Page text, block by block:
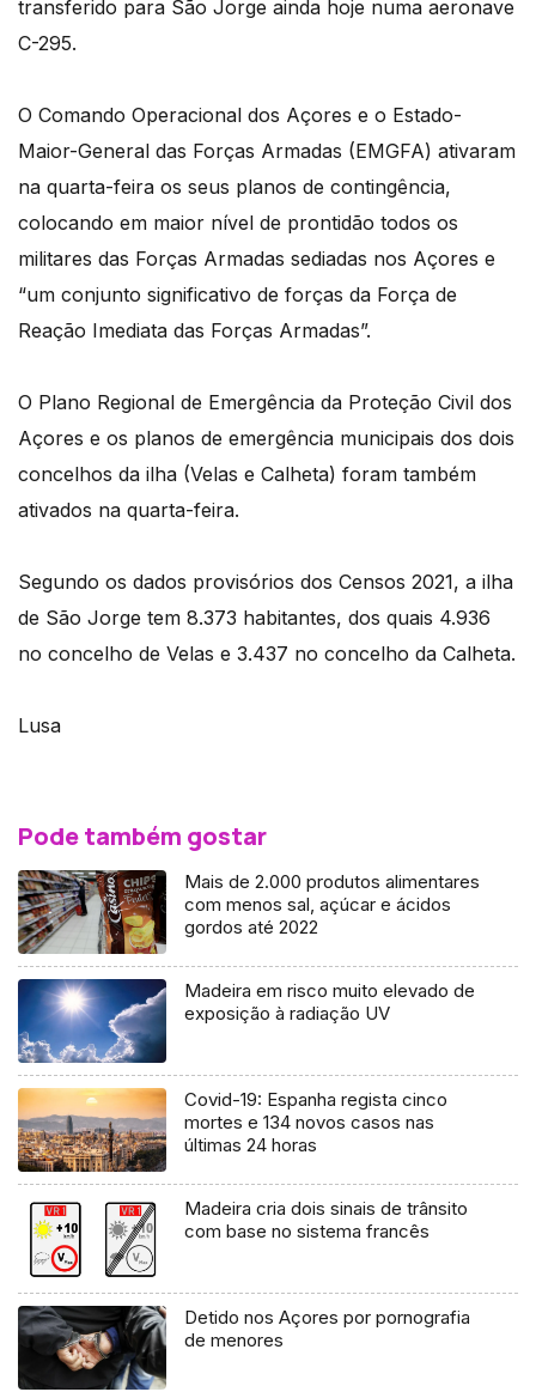
transferido para São Jorge ainda hoje numa aeronave
C-295.
O Comando Operacional dos Açores e o Estado-
Maior-General das Forças Armadas (EMGFA) ativaram
na quarta-feira os seus planos de contingência,
colocando em maior nível de prontidão todos os
militares das Forças Armadas sediadas nos Açores e
“um conjunto significativo de forças da Força de
Reação Imediata das Forças Armadas”.
O Plano Regional de Emergência da Proteção Civil dos
Açores e os planos de emergência municipais dos dois
concelhos da ilha (Velas e Calheta) foram também
ativados na quarta-feira.
Segundo os dados provisórios dos Censos 2021, a ilha
de São Jorge tem 8.373 habitantes, dos quais 4.936
no concelho de Velas e 3.437 no concelho da Calheta.
Lusa
Pode também gostar
Mais de 2.000 produtos alimentares
com menos sal, açúcar e ácidos
gordos até 2022
Madeira em risco muito elevado de
exposição à radiação UV
Covid-19: Espanha regista cinco
mortes e 134 novos casos nas
últimas 24 horas
Madeira cria dois sinais de trânsito
com base no sistema francês
Detido nos Açores por pornografia
de menores